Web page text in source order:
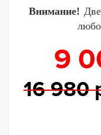
Внимание!
9
16 980